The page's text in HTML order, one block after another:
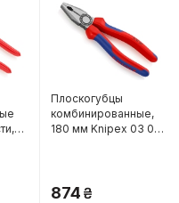
Плоскогубцы
комбинированные,
180 мм Knipex 03 02
874